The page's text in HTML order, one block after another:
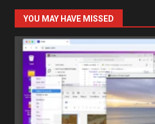
YOU MAY HAVE MISSED